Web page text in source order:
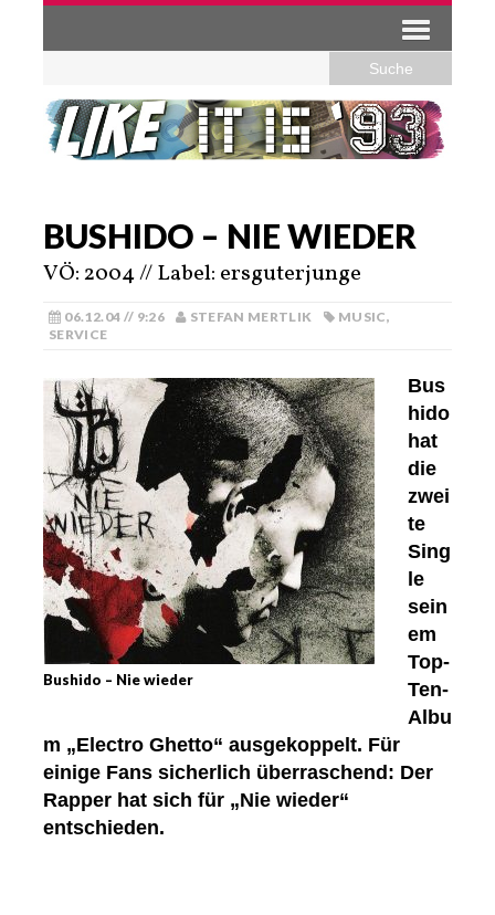
BUSHIDO – NIE WIEDER
VÖ: 2004 // Label: ersguterjunge
06.12.04 // 9:26 STEFAN MERTLIK MUSIC,
SERVICE
Bushido – Nie wieder
Bus
hido
hat
die
zwei
te
Sing
le
sein
em
Top-
Ten-
Albu
m „Electro Ghetto“ ausgekoppelt. Für
einige Fans sicherlich überraschend: Der
Rapper hat sich für „Nie wieder“
entschieden.